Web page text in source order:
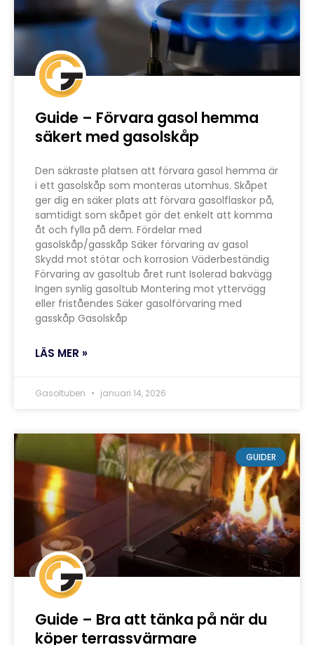
Guide – Förvara gasol hemma
säkert med gasolskåp
Den säkraste platsen att förvara gasol hemma är
i ett gasolskåp som monteras utomhus. Skåpet
ger dig en säker plats att förvara gasolflaskor på,
samtidigt som skåpet gör det enkelt att komma
åt och fylla på dem. Fördelar med
gasolskåp/gasskåp Säker förvaring av gasol
Skydd mot stötar och korrosion Väderbeständig
Förvaring av gasoltub året runt Isolerad bakvägg
Ingen synlig gasoltub Montering mot yttervägg
eller friståendes Säker gasolförvaring med
gasskåp Gasolskåp
LÄS MER »
Gasoltuben januari 14, 2026
GUIDER
Guide – Bra att tänka på när du
köper terrassvärmare